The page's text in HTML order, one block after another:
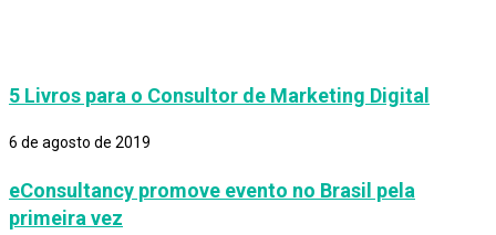
5 Livros para o Consultor de Marketing Digital
6 de agosto de 2019
eConsultancy promove evento no Brasil pela
primeira vez